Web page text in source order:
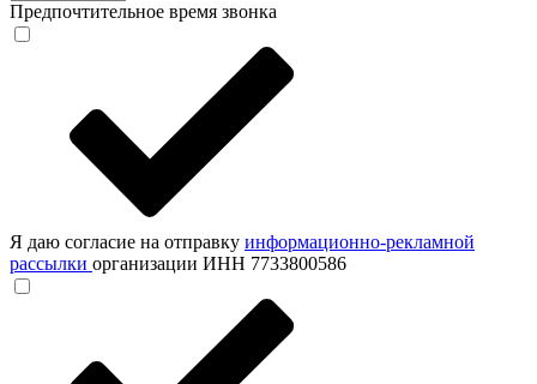
Предпочтительное время звонка
Я даю согласие на отправку информационно-рекламной
рассылки организации ИНН 7733800586